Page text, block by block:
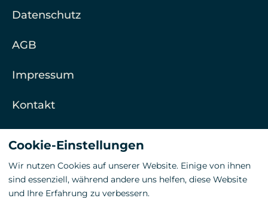
Datenschutz
AGB
Impressum
Kontakt
eCommerce-System by
Cookie-Einstellungen
Wir nutzen Cookies auf unserer Website. Einige von ihnen
sind essenziell, während andere uns helfen, diese Website
und Ihre Erfahrung zu verbessern.